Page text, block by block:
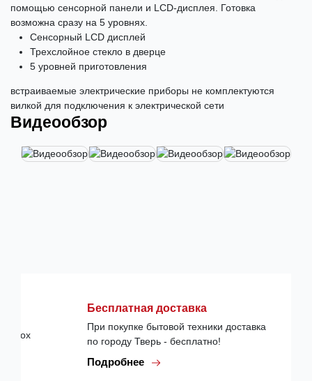
помощью сенсорной панели и LCD-дисплея. Готовка
возможна сразу на 5 уровнях.
Cенсорный LCD дисплей
Трехслойное стекло в дверце
5 уровней приготовления
встраиваемые электрические приборы не комплектуются
вилкой для подключения к электрической сети
Видеообзор
Бесплатная доставка
При покупке бытовой техники доставка
по городу Тверь - бесплатно!
Подробнее